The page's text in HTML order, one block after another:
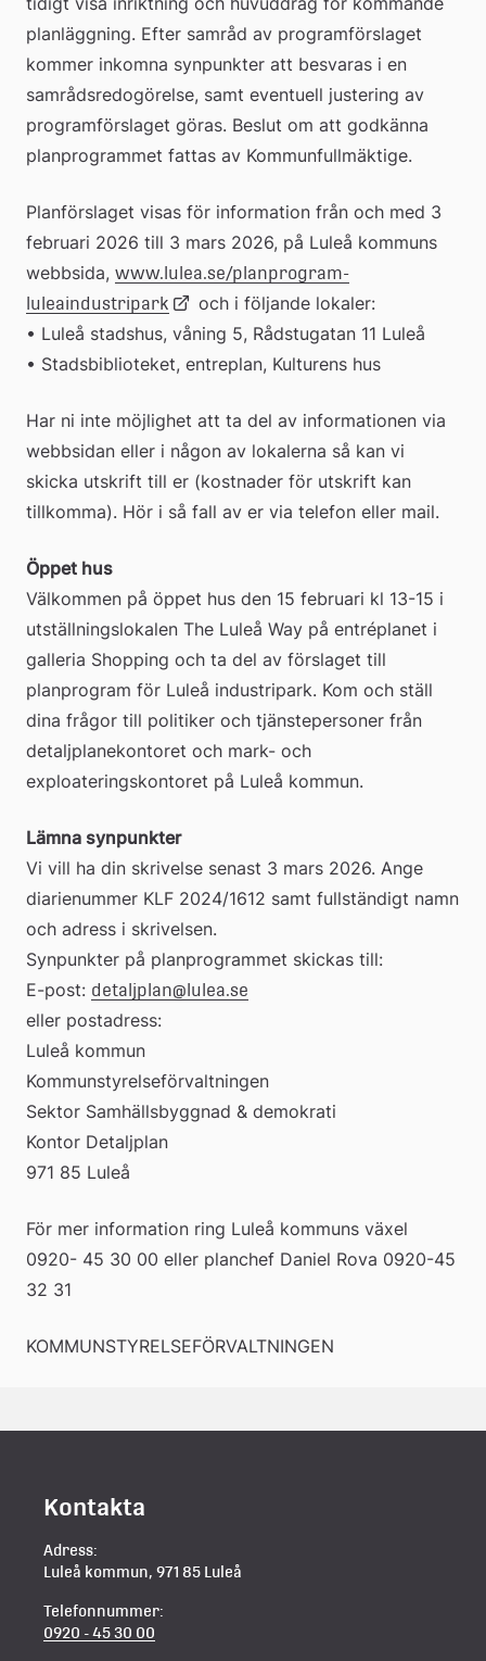
planläggning. Efter samråd av programförslaget
kommer inkomna synpunkter att besvaras i en
samrådsredogörelse, samt eventuell justering av
programförslaget göras. Beslut om att godkänna
planprogrammet fattas av Kommunfullmäktige.
Planförslaget visas för information från och med 3
februari 2026 till 3 mars 2026, på Luleå kommuns
webbsida, www.lulea.se/planprogram-
luleaindustripark Länk
till
extern
och i följande lokaler:
• Luleå stadshus, våning 5, Rådstugatan 11 Luleå
• Stadsbiblioteket, entreplan, Kulturens hus
Har ni inte möjlighet att ta del av informationen via
webbsidan eller i någon av lokalerna så kan vi
skicka utskrift till er (kostnader för utskrift kan
tillkomma). Hör i så fall av er via telefon eller mail.
Öppet hus
Välkommen på öppet hus den 15 februari kl 13-15 i
utställningslokalen The Luleå Way på entréplanet i
galleria Shopping och ta del av förslaget till
planprogram för Luleå industripark. Kom och ställ
dina frågor till politiker och tjänstepersoner från
detaljplanekontoret och mark- och
exploateringskontoret på Luleå kommun.
Lämna synpunkter
Vi vill ha din skrivelse senast 3 mars 2026. Ange
diarienummer KLF 2024/1612 samt fullständigt namn
och adress i skrivelsen.
Synpunkter på planprogrammet skickas till:
E-post: detaljplan@lulea.se
eller postadress:
Luleå kommun
Kommunstyrelseförvaltningen
Sektor Samhällsbyggnad & demokrati
Kontor Detaljplan
971 85 Luleå
För mer information ring Luleå kommuns växel
0920- 45 30 00 eller planchef Daniel Rova 0920-45
32 31
KOMMUNSTYRELSEFÖRVALTNINGEN
Kontakta
Adress:
Luleå kommun, 971 85 Luleå
Telefonnummer:
0920 - 45 30 00